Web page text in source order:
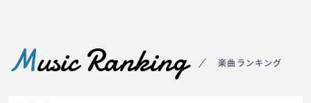
Music Ranking 楽曲ランキング